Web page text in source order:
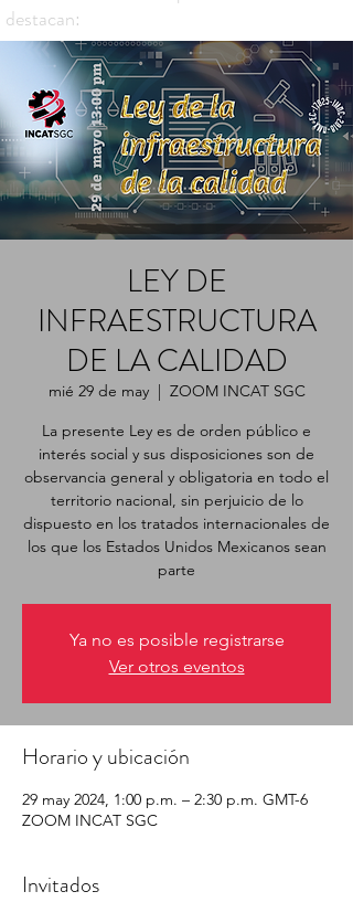
destacan:
LEY DE
INFRAESTRUCTURA
DE LA CALIDAD
mié 29 de may
  |
ZOOM INCAT SGC
La presente Ley es de orden público e
interés social y sus disposiciones son de
observancia general y obligatoria en todo el
territorio nacional, sin perjuicio de lo
dispuesto en los tratados internacionales de
los que los Estados Unidos Mexicanos sean
parte
Ya no es posible registrarse
Ver otros eventos
Horario y ubicación
29 may 2024, 1:00 p.m. – 2:30 p.m. GMT-6
ZOOM INCAT SGC
Invitados